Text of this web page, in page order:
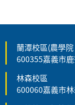
蘭潭校區(農學
600355嘉義市
林森校區
600060嘉義市